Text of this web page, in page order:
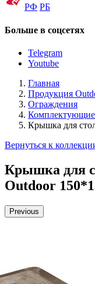
РФ РБ
Больше в соцсетях
Telegram
Youtube
Главная
Продукция
Ограждения
Комплектующие
Крышка для
Вернуться к
Крышка для
Outdoor
Previous